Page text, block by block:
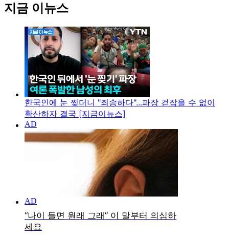
지금 이뉴스
한국인에 눈 찢더니 "죄송하다"...파장 걷잡을 수 없이
확산하자 결국 [지금이뉴스]